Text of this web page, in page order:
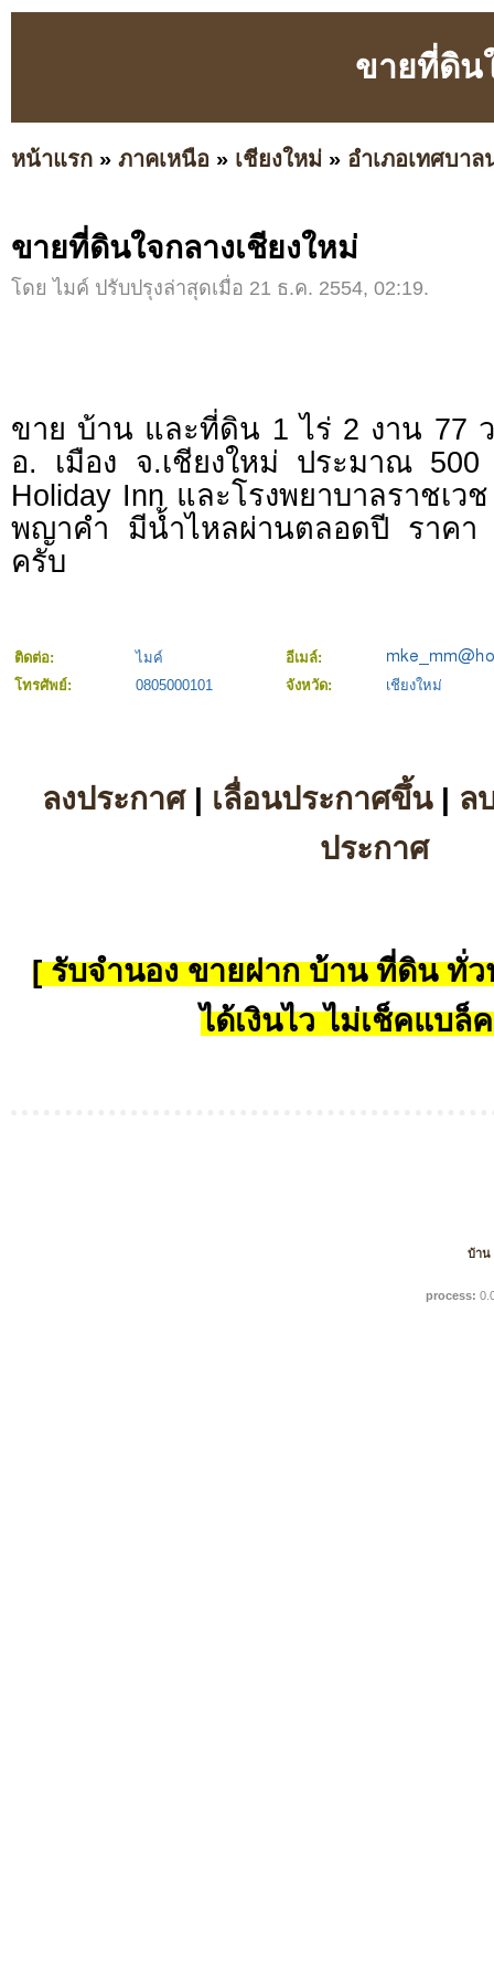
ขายที่ดิน
หน้าแรก » ภาคเหนือ » เชียงใหม่ » อำเภอเทศบาล
ขายที่ดินใจกลางเชียงใหม่
โดย ไมค์ ปรับปรุงล่าสุดเมื่อ 21 ธ.ค. 2554, 02:19.
ขาย บ้าน และที่ดิน 1 ไร่ 2 งาน 77
อ. เมือง จ.เชียงใหม่ ประมาณ 500
Holiday Inn และโรงพยาบาลราชเว
พญาคำ มีน้ำไหลผ่านตลอดปี ราคา
ครับ
ติดต่อ: ไมค์
อีเมล์:
โทรศัพย์:
0805000101 จังหวัด: เชียงใหม่
ลงประกาศ| เลื่อนประกาศขึ้น| ล
ประกาศ
[ รับจำนอง ขายฝาก บ้าน ที่ดิน ทั่ว
ได้เงินไว ไม่เช็คแบล็
บ้าน
process: